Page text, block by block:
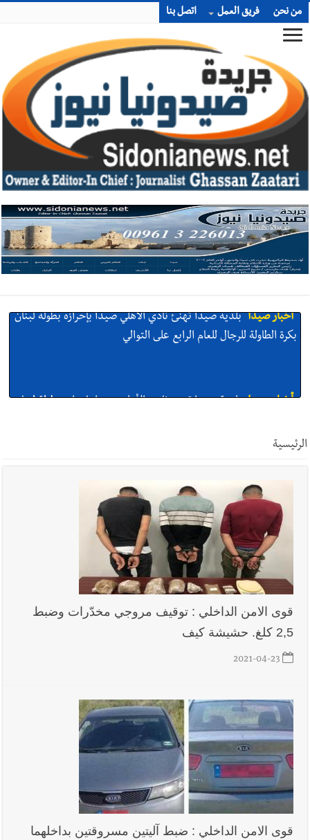
من نحن فريق العمل اتصل بنا
أخبار صيدا
بلدية صيدا تهنئ نادي الأهلي صيدا بإحرازه بطولة لبنان
بكرة الطاولة للرجال للعام الرابع على التوالي
أخبار صيدا عمر مرجان يتصل برئيس النادي الرياضي مهنئا بإحراز
البطولة
أخبار صيدا مؤسسة مياه لبنان الجنوبي : انخفاض التغذية بالمياه
في صيدا نتيجة الانقطاع المتكرر لخط الخدمات الكهربائي
أخبار لبنان الزعتر الجنوبي يقاوم الحروب : تراثٌ الأجداد تصونه
لزراعة الزعتر بعدما أبعده القصف الإسرائيلي عن أرضه
أخبار لبنان قراءات ومستجدات ومواقف في لبنان والمنطقة -
الجمعة 7-8-2026: مفاوضات متعثّرة في روما؟ | عون: علينا
الاستمرار بمسار التفاوض؟ واشنطن لتل أبيب: الحزب لم يخرق؟ |
فضيحة نقص السلاح تكبر؟ إيران - عمان : اتفاق هرمز على السكة ؟
أخبار لبنان مفكرة النشاطات الرسمية المقررة في لبنان ليوم الجمعة
الرئيسية
قوى الامن الداخلي : توقيف مروجي مخدّرات وضبط
2,5 كلغ. حشيشة كيف
2021-04-23
قوى الامن الداخلي : ضبط آليتين مسروقتين بداخلهما